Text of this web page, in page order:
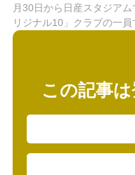
月30日から日産スタジア
リジナル10」クラブの一
この記事